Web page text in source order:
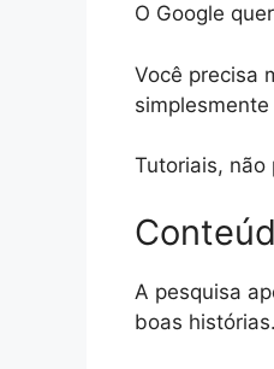
O Google
Você precisa
simplesmente
Tutoriais, não
A pesquisa
boas histórias.